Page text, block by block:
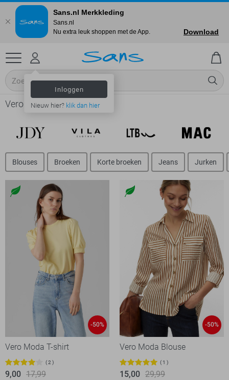
Inloggen
Nieuw hier? klik dan hier
Vero Moda online shop
Blouses Broeken Korte broeken Jeans Jurken
-50%
Vero Moda T-shirt
2
9,00 17,99
-50%
Vero Moda Blouse
1
15,00 29,99
Sans.nl Merkkleding
Sans.nl
Nu extra leuk shoppen met de App.
Download